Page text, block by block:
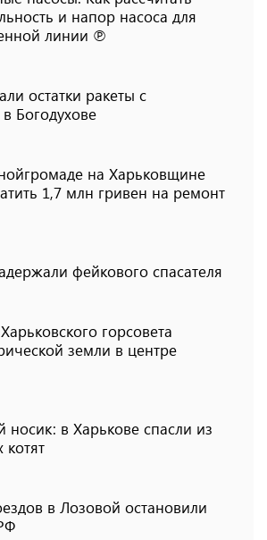
и напор насоса для
линии ℗
остатки ракеты с
Богодухове
на Харьковщине
1,7 млн ​​гривен на ремонт
фейкового спасателя
горсовета
земли в центре
в Харькове спасли из
котят
в Лозовой остановили